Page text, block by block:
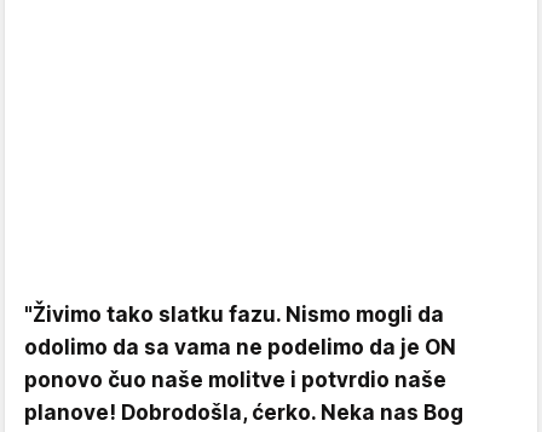
"Živimo tako slatku fazu. Nismo mogli da
odolimo da sa vama ne podelimo da je ON
ponovo čuo naše molitve i potvrdio naše
planove! Dobrodošla, ćerko. Neka nas Bog